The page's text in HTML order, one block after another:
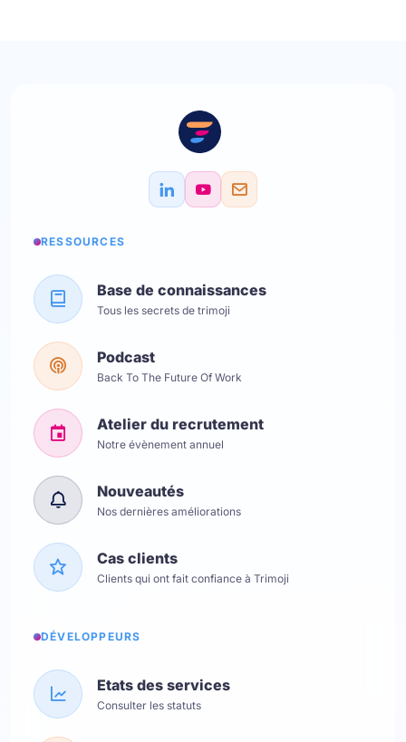
RESSOURCES
Base de connaissances
Tous les secrets de trimoji
Podcast
Back To The Future Of Work
Atelier du recrutement
Notre évènement annuel
Nouveautés
Nos dernières améliorations
Cas clients
Clients qui ont fait confiance à Trimoji
DÉVELOPPEURS
Etats des services
Consulter les statuts